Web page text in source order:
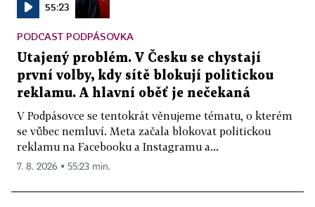
55:23
PODCAST PODPÁSOVKA
Utajený problém. V Česku se chystají
první volby, kdy sítě blokují politickou
reklamu. A hlavní oběť je nečekaná
V Podpásovce se tentokrát věnujeme tématu, o kterém
se vůbec nemluví. Meta začala blokovat politickou
reklamu na Facebooku a Instagramu a...
7. 8. 2026 ▪ 55:23 min.